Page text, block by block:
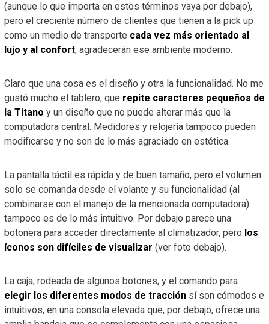
(aunque lo que importa en estos términos vaya por debajo),
pero el creciente número de clientes que tienen a la pick up
como un medio de transporte cada vez más orientado al
lujo y al confort, agradecerán ese ambiente moderno.
Claro que una cosa es el diseño y otra la funcionalidad. No me
gustó mucho el tablero, que repite caracteres pequeños de
la Titano y un diseño que no puede alterar más que la
computadora central. Medidores y relojería tampoco pueden
modificarse y no son de lo más agraciado en estética.
La pantalla táctil es rápida y de buen tamaño, pero el volumen
solo se comanda desde el volante y su funcionalidad (al
combinarse con el manejo de la mencionada computadora)
tampoco es de lo más intuitivo. Por debajo parece una
botonera para acceder directamente al climatizador, pero los
íconos son difíciles de visualizar (ver foto debajo).
La caja, rodeada de algunos botones, y el comando para
elegir los diferentes modos de tracciónsí son cómodos e
intuitivos, en una consola elevada que, por debajo, ofrece una